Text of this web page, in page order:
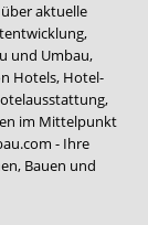
aktuelle
und Umbau,
Hotels, Hotel-
im Mittelpunkt
- Ihre
Bauen und